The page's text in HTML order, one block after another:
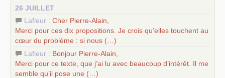
26 JUILLET
Lafleur : Cher Pierre-Alain,
Merci pour ces dix propositions. Je crois qu’elles touchent au
cœur du problème : si nous (…)
Lafleur : Bonjour Pierre-Alain,
Merci pour ce texte, que j’ai lu avec beaucoup d’intérêt. Il me
semble qu’il pose une (…)